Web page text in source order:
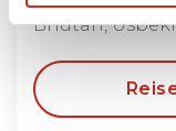
Bhutan,